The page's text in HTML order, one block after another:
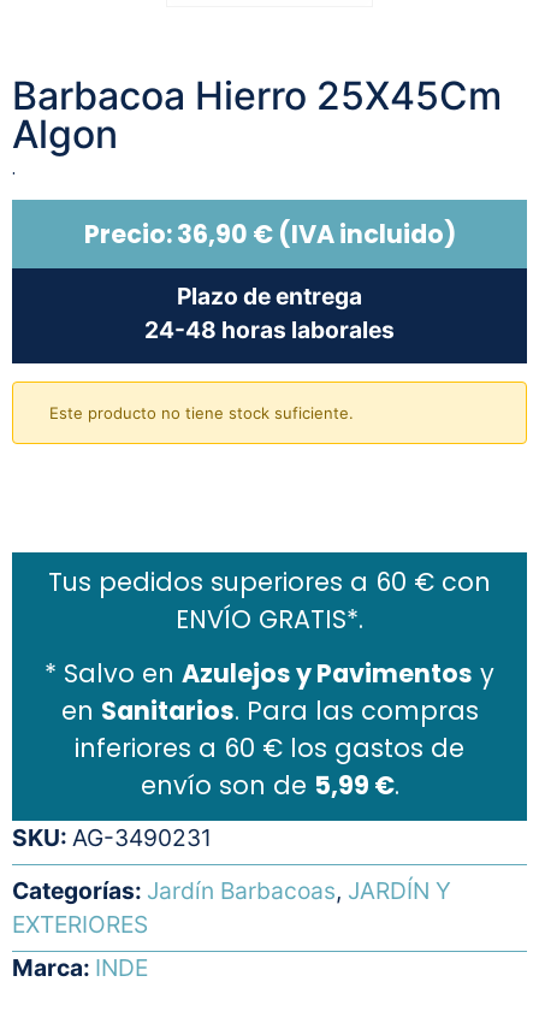
Barbacoa Hierro 25X45Cm
Algon
.
Precio:36,90 €(IVA incluido)
Plazo de entrega
24-48 horas laborales
Este producto no tiene stock suficiente.
Tus pedidos superiores a 60 € con
ENVÍO GRATIS*.
* Salvo en Azulejos y Pavimentos y
en Sanitarios. Para las compras
inferiores a 60 € los gastos de
envío son de 5,99 €.
SKU: AG-3490231
Categorías: Jardín Barbacoas, JARDÍN Y
EXTERIORES
Marca: INDE